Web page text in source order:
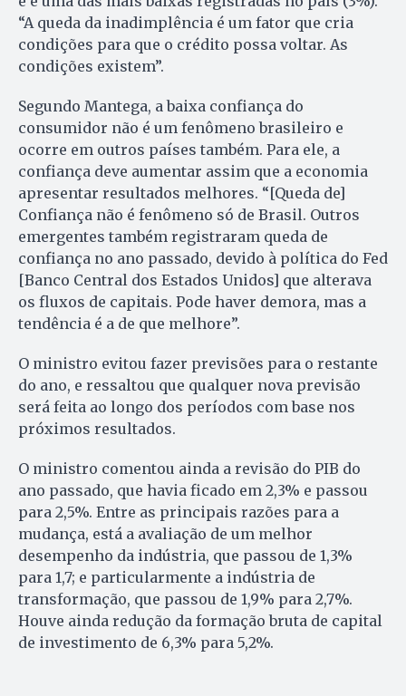
“A queda da inadimplência é um fator que cria
condições para que o crédito possa voltar. As
condições existem”.
Segundo Mantega, a baixa confiança do
consumidor não é um fenômeno brasileiro e
ocorre em outros países também. Para ele, a
confiança deve aumentar assim que a economia
apresentar resultados melhores. “[Queda de]
Confiança não é fenômeno só de Brasil. Outros
emergentes também registraram queda de
confiança no ano passado, devido à política do Fed
[Banco Central dos Estados Unidos] que alterava
os fluxos de capitais. Pode haver demora, mas a
tendência é a de que melhore”.
O ministro evitou fazer previsões para o restante
do ano, e ressaltou que qualquer nova previsão
será feita ao longo dos períodos com base nos
próximos resultados.
O ministro comentou ainda a revisão do PIB do
ano passado, que havia ficado em 2,3% e passou
para 2,5%. Entre as principais razões para a
mudança, está a avaliação de um melhor
desempenho da indústria, que passou de 1,3%
para 1,7; e particularmente a indústria de
transformação, que passou de 1,9% para 2,7%.
Houve ainda redução da formação bruta de capital
de investimento de 6,3% para 5,2%.